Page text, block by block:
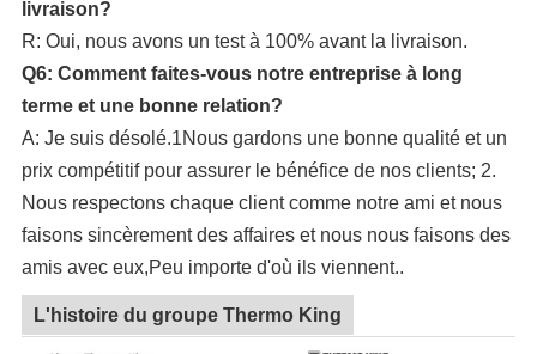
livraison?
R: Oui, nous avons un test à 100% avant la livraison.
Q6: Comment faites-vous notre entreprise à long
terme et une bonne relation?
A: Je suis désolé.1Nous gardons une bonne qualité et un
prix compétitif pour assurer le bénéfice de nos clients; 2.
Nous respectons chaque client comme notre ami et nous
faisons sincèrement des affaires et nous nous faisons des
amis avec eux,Peu importe d'où ils viennent..
L'histoire du groupe Thermo King